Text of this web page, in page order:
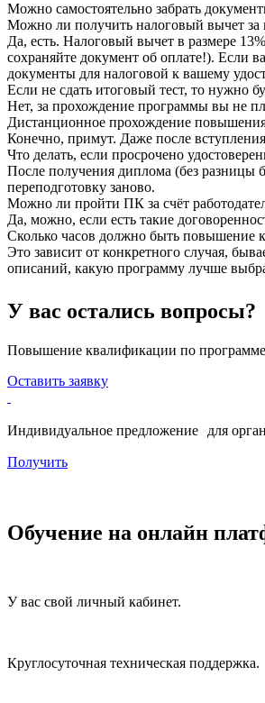
Можно самостоятельно забрать
Можно ли получить налоговый вычет за
Да, есть. Налоговый вычет в размере
сохраняйте документ об оплате!). Если
документы для налоговой к вашему
Если не сдать итоговый тест, то нужно
Нет, за прохождение программы вы не
Дистанционное прохождение
Конечно, примут. Даже после
Что делать, если просрочено
После получения диплома (без разницы
переподготовку заново.
Можно ли пройти ПК за счёт
Да, можно, если есть такие
Сколько часов должно быть повышение
Это зависит от конкретного случая,
описаний, какую программу лучше
У вас остались
Повышение квалификации по программе
Оставить заявку
Индивидуальное предложение для
Получить
Обучение на онлайн
У вас свой личный кабинет.
Круглосуточная техническая поддержка.